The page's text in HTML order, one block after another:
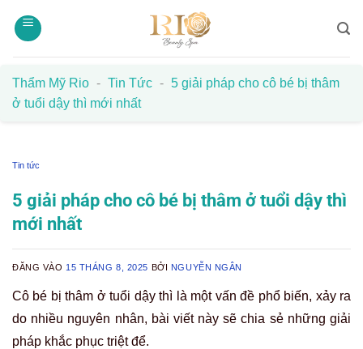
qua
Thẩm Mỹ Rio - Tin Tức - 5 giải pháp cho cô bé bị thâm
ở tuổi dậy thì mới nhất
Tin tức
5 giải pháp cho cô bé bị thâm ở tuổi dậy thì
mới nhất
ĐĂNG VÀO 15 THÁNG 8, 2025 BỞI NGUYỄN NGÂN
Cô bé bị thâm ở tuổi dậy thì là một vấn đề phổ biến, xảy ra
do nhiều nguyên nhân, bài viết này sẽ chia sẻ những giải
pháp khắc phục triệt để.